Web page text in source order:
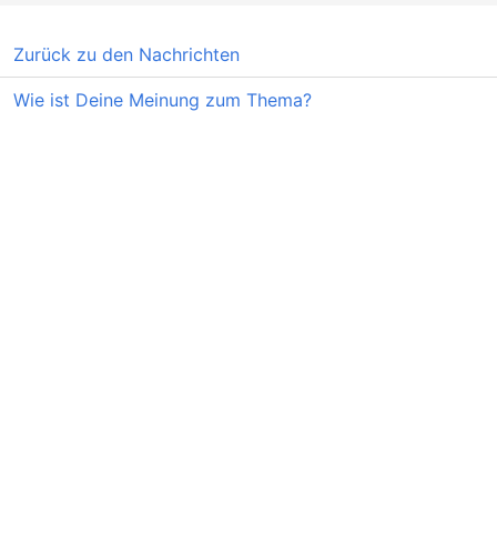
Zurück zu den Nachrichten
Wie ist Deine Meinung zum Thema?